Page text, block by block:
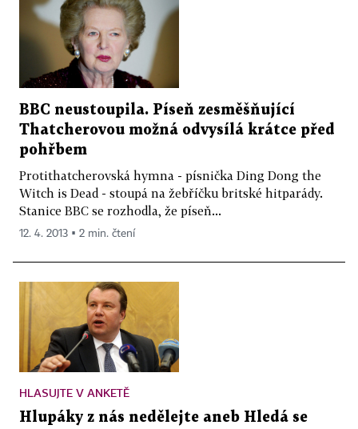
BBC neustoupila. Píseň zesměšňující
Thatcherovou možná odvysílá krátce před
pohřbem
Protithatcherovská hymna - písnička Ding Dong the
Witch is Dead - stoupá na žebříčku britské hitparády.
Stanice BBC se rozhodla, že píseň...
12. 4. 2013 ▪ 2 min. čtení
HLASUJTE V ANKETĚ
Hlupáky z nás nedělejte aneb Hledá se